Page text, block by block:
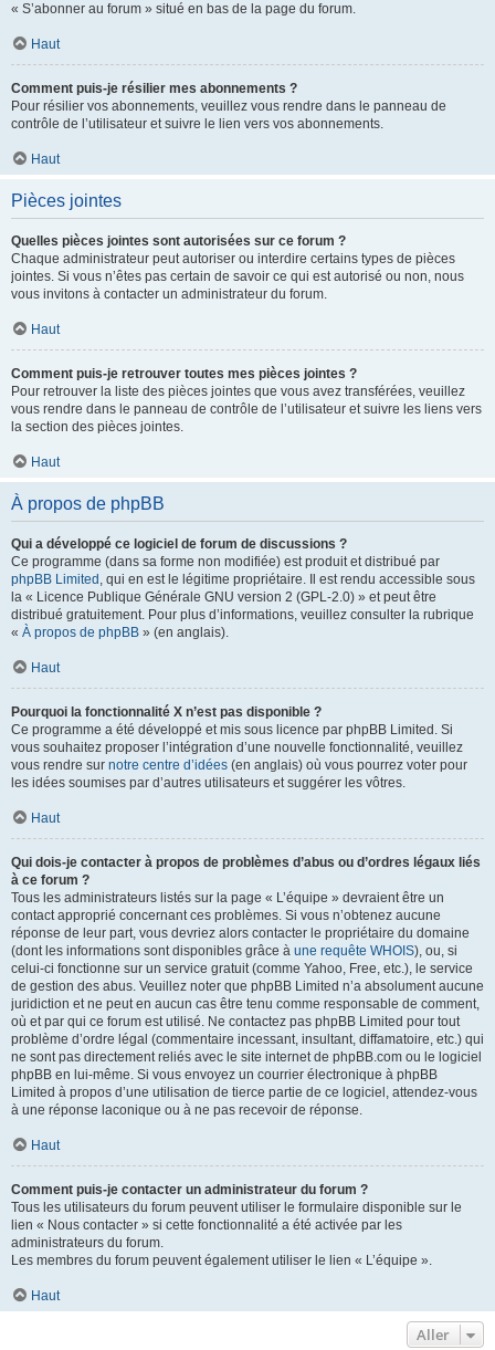
« S’abonner au forum » situé en bas de la page du forum.
Haut
Comment puis-je résilier mes abonnements ?
Pour résilier vos abonnements, veuillez vous rendre dans le panneau de
contrôle de l’utilisateur et suivre le lien vers vos abonnements.
Haut
Pièces jointes
Quelles pièces jointes sont autorisées sur ce forum ?
Chaque administrateur peut autoriser ou interdire certains types de pièces
jointes. Si vous n’êtes pas certain de savoir ce qui est autorisé ou non, nous
vous invitons à contacter un administrateur du forum.
Haut
Comment puis-je retrouver toutes mes pièces jointes ?
Pour retrouver la liste des pièces jointes que vous avez transférées, veuillez
vous rendre dans le panneau de contrôle de l’utilisateur et suivre les liens vers
la section des pièces jointes.
Haut
À propos de phpBB
Qui a développé ce logiciel de forum de discussions ?
Ce programme (dans sa forme non modifiée) est produit et distribué par
phpBB Limited , qui en est le légitime propriétaire. Il est rendu accessible sous
la « Licence Publique Générale GNU version 2 (GPL-2.0) » et peut être
distribué gratuitement. Pour plus d’informations, veuillez consulter la rubrique
« À propos de phpBB » (en anglais).
Haut
Pourquoi la fonctionnalité X n’est pas disponible ?
Ce programme a été développé et mis sous licence par phpBB Limited. Si
vous souhaitez proposer l’intégration d’une nouvelle fonctionnalité, veuillez
vous rendre sur notre centre d’idées (en anglais) où vous pourrez voter pour
les idées soumises par d’autres utilisateurs et suggérer les vôtres.
Haut
Qui dois-je contacter à propos de problèmes d’abus ou d’ordres légaux liés
à ce forum ?
Tous les administrateurs listés sur la page « L’équipe » devraient être un
contact approprié concernant ces problèmes. Si vous n’obtenez aucune
réponse de leur part, vous devriez alors contacter le propriétaire du domaine
(dont les informations sont disponibles grâce à une requête WHOIS), ou, si
celui-ci fonctionne sur un service gratuit (comme Yahoo, Free, etc.), le service
de gestion des abus. Veuillez noter que phpBB Limited n’a absolument aucune
juridiction et ne peut en aucun cas être tenu comme responsable de comment,
où et par qui ce forum est utilisé. Ne contactez pas phpBB Limited pour tout
problème d’ordre légal (commentaire incessant, insultant, diffamatoire, etc.) qui
ne sont pas directement reliés avec le site internet de phpBB.com ou le logiciel
phpBB en lui-même. Si vous envoyez un courrier électronique à phpBB
Limited à propos d’une utilisation de tierce partie de ce logiciel, attendez-vous
à une réponse laconique ou à ne pas recevoir de réponse.
Haut
Comment puis-je contacter un administrateur du forum ?
Tous les utilisateurs du forum peuvent utiliser le formulaire disponible sur le
lien « Nous contacter » si cette fonctionnalité a été activée par les
administrateurs du forum.
Les membres du forum peuvent également utiliser le lien « L’équipe ».
Haut
Aller